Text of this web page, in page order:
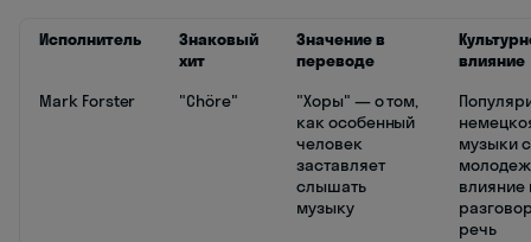
Исполнитель
Знаковый
хит
Значение в
переводе
влияние
Mark Forster
"Chöre"
"Хоры" — о том,
как особенный
человек
заставляет
слышать
музыку
музыки
влияние
речь